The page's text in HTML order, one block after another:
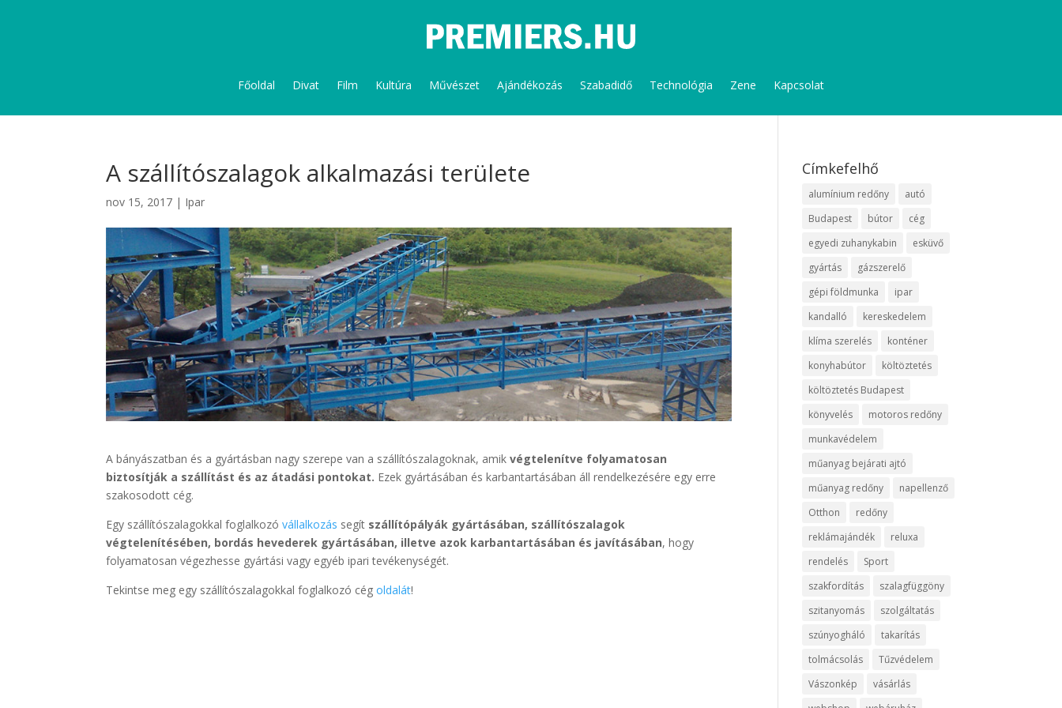
Főoldal Divat Film Kultúra Művészet Ajándékozás Szabadidő Technológia Zene Kapcsolat
A szállítószalagok alkalmazási területe
nov 15, 2017 | Ipar
A bányászatban és a gyártásban nagy szerepe van a szállítószalagoknak, amikvégtelenítve folyamatosan
biztosítják a szállítást és az átadási pontokat. Ezek gyártásában és karbantartásában áll rendelkezésére egy erre
szakosodott cég.
Egy szállítószalagokkal foglalkozóvállalkozás segít szállítópályák gyártásában, szállítószalagok
végtelenítésében, bordás hevederek gyártásában, illetve azok karbantartásában és javításában, hogy
folyamatosan végezhesse gyártási vagy egyéb ipari tevékenységét.
Tekintse meg egy szállítószalagokkal foglalkozó cégoldalát!
Címkefelhő
alumínium redőny
autó
Budapest
bútor
cég
egyedi zuhanykabin
esküvő
gyártás
gázszerelő
gépi földmunka
ipar
kandalló
kereskedelem
klíma szerelés
konténer
konyhabútor
költöztetés
költöztetés Budapest
könyvelés
motoros redőny
munkavédelem
műanyag bejárati ajtó
műanyag redőny
napellenző
Otthon
redőny
reklámajándék
reluxa
rendelés
Sport
szakfordítás
szalagfüggöny
szitanyomás
szolgáltatás
szúnyogháló
takarítás
tolmácsolás
Tűzvédelem
Vászonkép
vásárlás